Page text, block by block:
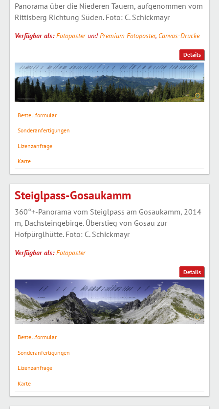
Details
Panorama über die Niederen Tauern, aufgenommen vom
Rittisberg Richtung Süden. Foto: C. Schickmayr
Verfügbar als:FotoposterundPremium Fotoposter, Canvas-Drucke
Bestellformular
Sonderanfertigungen
Lizenzanfrage
Karte
Details
Steiglpass-Gosaukamm
360°+-Panorama vom Steiglpass am Gosaukamm, 2014
m, Dachsteingebirge. Überstieg von Gosau zur
Hofpürglhütte. Foto: C. Schickmayr
Verfügbar als:Fotoposter
Bestellformular
Sonderanfertigungen
Lizenzanfrage
Karte